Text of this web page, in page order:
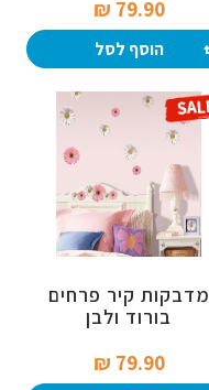
79.90 ₪‎
הוסף לסל
מדבקות קיר פרחים
בורוד ולבן
79.90 ₪‎